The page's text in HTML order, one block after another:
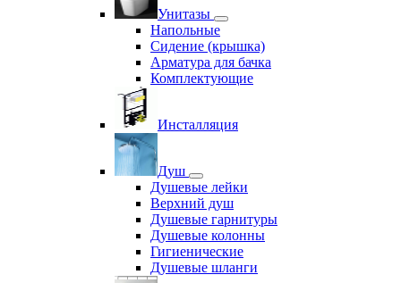
Унитазы
Напольные
Сидение (крышка)
Арматура для бачка
Комплектующие
Инсталляция
Душ
Душевые лейки
Верхний душ
Душевые гарнитуры
Душевые колонны
Гигиенические
Душевые шланги